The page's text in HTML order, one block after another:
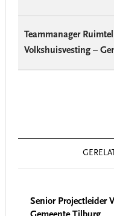
Teammanager
Volkshuisvesting –
Senior Projectleider